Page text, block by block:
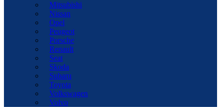
Mitsubishi
Nissan
Opel
Peugeot
Porsche
Renault
Seat
Skoda
Subaru
Toyota
Volkswagen
Volvo